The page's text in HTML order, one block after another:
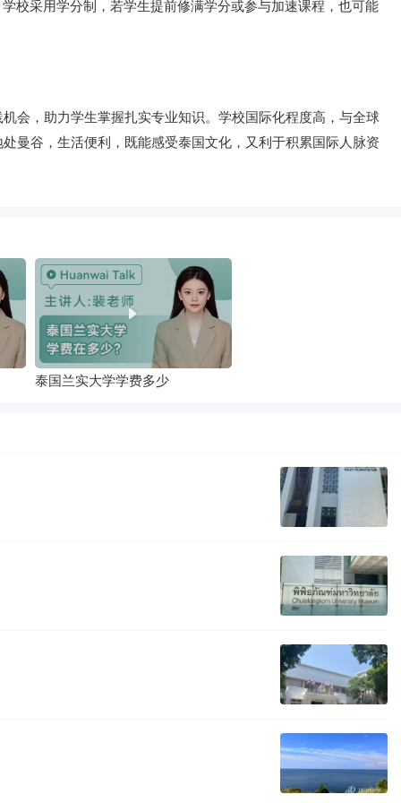
校采用学分制，若学生提前修满学分或参与加速课程，也可能
会，助力学生掌握扎实专业知识。学校国际化程度高，与全球
曼谷，生活便利，既能感受泰国文化，又利于积累国际人脉资
泰国兰实大学学费多少